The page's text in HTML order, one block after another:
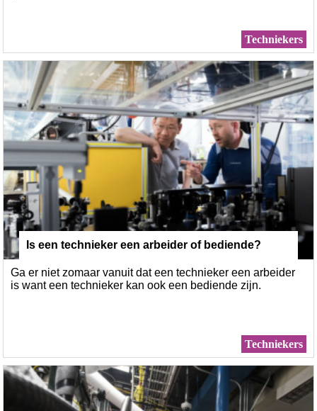
Techniekers
Is een technieker een arbeider of bediende?
Ga er niet zomaar vanuit dat een technieker een arbeider
is want een technieker kan ook een bediende zijn.
Techniekers